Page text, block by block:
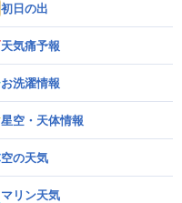
初日の出
天気痛予報
お洗濯情報
星空・天体情報
空の天気
マリン天気